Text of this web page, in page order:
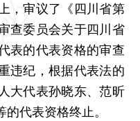
，审议了《四川省第
查委员会关于四川省
表的代表资格的审查
违纪，根据代表法的
大代表孙晓东、范昕
代表资格终止。